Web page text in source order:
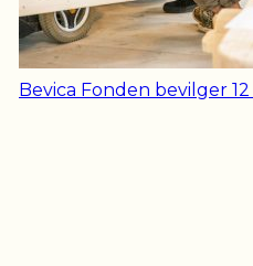
Bevica Fonden bevilger